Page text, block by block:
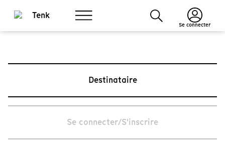
Se connecter
Destinataire
Se connecter/S'inscrire